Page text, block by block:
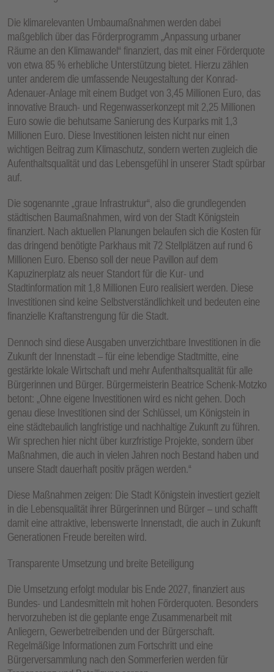
Die klimarelevanten Umbaumaßnahmen werden dabei
maßgeblich über das Förderprogramm „Anpassung urbaner
Räume an den Klimawandel“ finanziert, das mit einer Förderquote
von etwa 85 % erhebliche Unterstützung bietet. Hierzu zählen
unter anderem die umfassende Neugestaltung der Konrad-
Adenauer-Anlage mit einem Budget von 3,45 Millionen Euro, das
innovative Brauch- und Regenwasserkonzept mit 2,25 Millionen
Euro sowie die behutsame Sanierung des Kurparks mit 1,3
Millionen Euro. Diese Investitionen leisten nicht nur einen
wichtigen Beitrag zum Klimaschutz, sondern werten zugleich die
Aufenthaltsqualität und das Lebensgefühl in unserer Stadt spürbar
auf.
Die sogenannte „graue Infrastruktur“, also die grundlegenden
städtischen Baumaßnahmen, wird von der Stadt Königstein
finanziert. Nach aktuellen Planungen belaufen sich die Kosten für
das dringend benötigte Parkhaus mit 72 Stellplätzen auf rund 6
Millionen Euro. Ebenso soll der neue Pavillon auf dem
Kapuzinerplatz als neuer Standort für die Kur- und
Stadtinformation mit 1,8 Millionen Euro realisiert werden. Diese
Investitionen sind keine Selbstverständlichkeit und bedeuten eine
finanzielle Kraftanstrengung für die Stadt.
Dennoch sind diese Ausgaben unverzichtbare Investitionen in die
Zukunft der Innenstadt – für eine lebendige Stadtmitte, eine
gestärkte lokale Wirtschaft und mehr Aufenthaltsqualität für alle
Bürgerinnen und Bürger. Bürgermeisterin Beatrice Schenk-Motzko
betont: „Ohne eigene Investitionen wird es nicht gehen. Doch
genau diese Investitionen sind der Schlüssel, um Königstein in
eine städtebaulich langfristige und nachhaltige Zukunft zu führen.
Wir sprechen hier nicht über kurzfristige Projekte, sondern über
Maßnahmen, die auch in vielen Jahren noch Bestand haben und
unsere Stadt dauerhaft positiv prägen werden.“
Diese Maßnahmen zeigen: Die Stadt Königstein investiert gezielt
in die Lebensqualität ihrer Bürgerinnen und Bürger – und schafft
damit eine attraktive, lebenswerte Innenstadt, die auch in Zukunft
Generationen Freude bereiten wird.
Transparente Umsetzung und breite Beteiligung
Die Umsetzung erfolgt modular bis Ende 2027, finanziert aus
Bundes- und Landesmitteln mit hohen Förderquoten. Besonders
hervorzuheben ist die geplante enge Zusammenarbeit mit
Anliegern, Gewerbetreibenden und der Bürgerschaft.
Regelmäßige Informationen zum Fortschritt und eine
Bürgerversammlung nach den Sommerferien werden für